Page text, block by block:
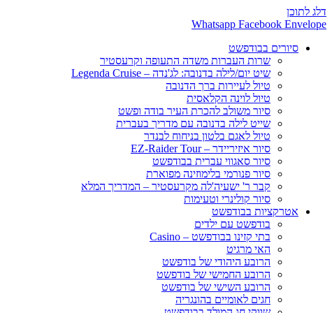
דלג לתוכן
Whatsapp Facebook Envelope
סיורים בבודפשט
שרות העברות משדה התעופה וקרעסטיר
שיט יום/לילה בדנובה: לג'נדה – Legenda Cruise
טיול לעיירות ברך הדנובה
טיול לוינה הקלאסית
סיור משולב להכרת העיר בודה ופשט
שייט לילה בדנובה עם מדריך בעברית
טיול לאגם בלטון בניחוח לבנדר
סיור איזיריידר – EZ-Raider Tour
סיור סאגווי עברית בבודפשט
סיור פנורמי בלימוזינה מפוארת
קבר ר' ישעיה'לה מקרעסטיר – המדריך המלא
סיור קולינרי וטעימות
אטרקציות בבודפשט
בודפשט עם ילדים
בתי קזינו בבודפשט – Casino
האי מרגיט
הרובע היהודי של בודפשט
הרובע החמישי של בודפשט
הרובע השישי של בודפשט
חגים לאומיים בהונגריה